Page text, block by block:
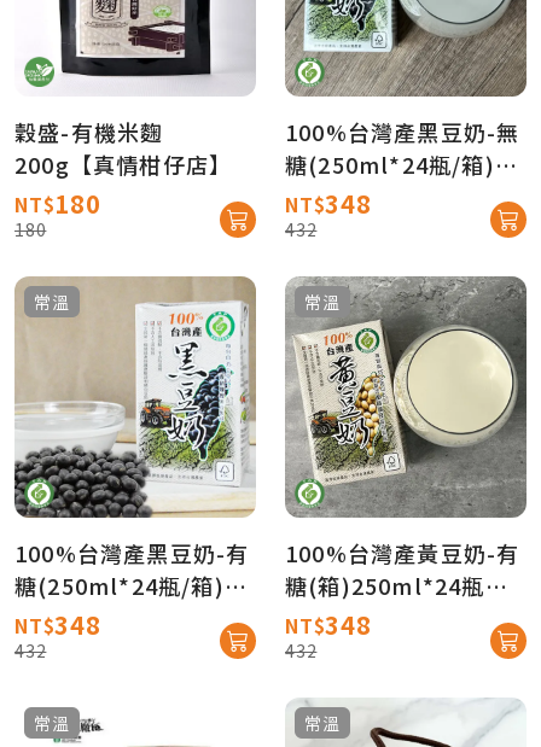
穀盛-有機米麴
200g【真情柑仔店】
NT$180
180
100%台灣產黑豆奶-無
糖(250ml*24瓶/箱)★
產銷履歷★【農會牌】
NT$348
432
常溫
100%台灣產黑豆奶-有
糖(250ml*24瓶/箱)★
產銷履歷★【農會牌】
NT$348
432
常溫
100%台灣產黃豆奶-有
糖(箱)250ml*24瓶★
產銷履歷★【農會牌】
NT$348
432
常溫 常溫